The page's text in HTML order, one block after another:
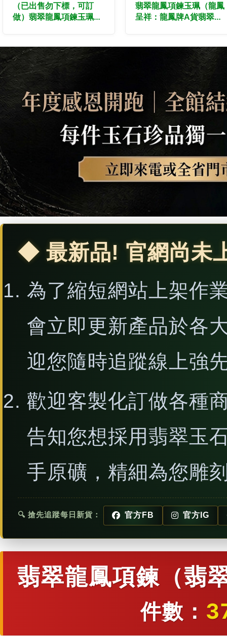
翡翠龍鳳項鍊玉珮（龍鳳
呈祥：龍鳳牌A貨翡翠龍
DR559。客製化訂做各種
翡翠龍鳳吊墜玉珮項鍊。
★附A貨翡翠雙證書
翡翠龍鳳項鍊玉珮（龍鳳
呈祥：龍鳳牌A貨翡翠龍
DR558。客製化訂做各種
翡翠龍鳳吊墜玉珮項鍊。
★附A貨翡翠雙證書
◆ 最新品! 官網尚未
為了縮短網站上架作
會立即更新產品於各
迎您隨時追蹤線上強
歡迎客製化訂做各種
告知您想採用翡翠玉
手原礦，精細為您雕
🔍 搶先追蹤每日新貨： 官方FB 官方IG
翡翠龍鳳項鍊（翡
件數：